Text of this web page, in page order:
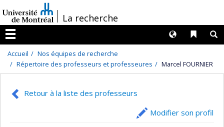
au
contenu
/La recherche
Menu
Liens
Langues
Accueil
Nos équipes de recherche
Répertoire des professeurs et professeures
Marcel FOURNIER
Retour à la liste des professeurs
Modifier son profil